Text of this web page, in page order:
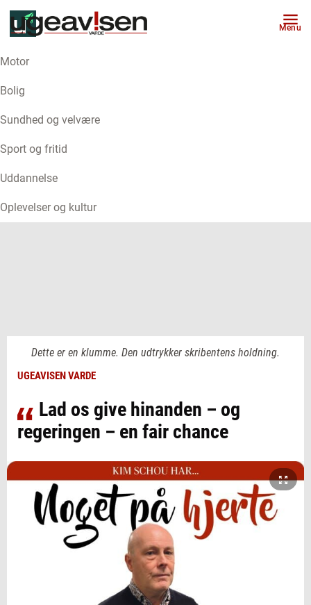
Menu
Motor
Bolig
Sundhed og velvære
Sport og fritid
Uddannelse
Oplevelser og kultur
Dette er en klumme. Den udtrykker skribentens holdning.
UGEAVISEN VARDE
Lad os give hinanden – og
regeringen – en fair chance